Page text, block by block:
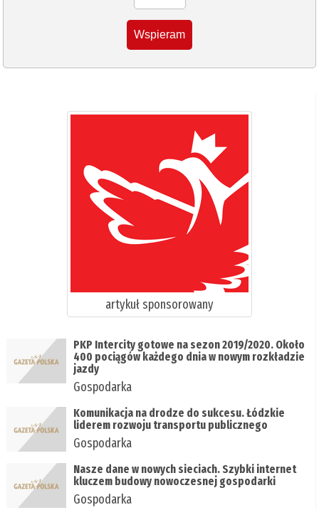
Wspieram
artykuł sponsorowany
PKP Intercity gotowe na sezon 2019/2020. Około
400 pociągów każdego dnia w nowym rozkładzie
jazdy
Gospodarka
Komunikacja na drodze do sukcesu. Łódzkie
liderem rozwoju transportu publicznego
Gospodarka
Nasze dane w nowych sieciach. Szybki internet
kluczem budowy nowoczesnej gospodarki
Gospodarka